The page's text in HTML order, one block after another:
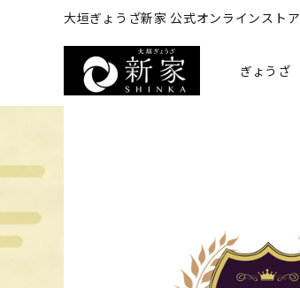
大垣ぎょうざ新家 公式オンラインストア
ぎょうざ